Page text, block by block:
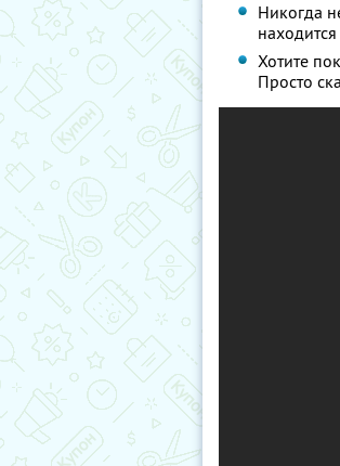
Никогда
Хотите
Просто